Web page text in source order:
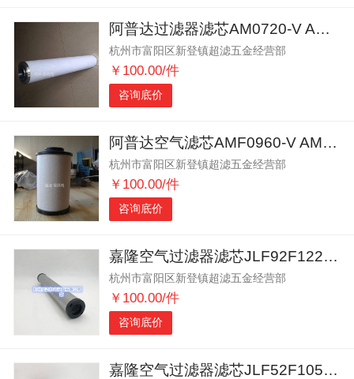
阿普达过滤器滤芯AM0720-V AM0720-A
杭州市富阳区新登镇超滤五金经营部
￥100.00/件
咨询底价
阿普达空气滤芯AMF0960-V AMF0960-A
杭州市富阳区新登镇超滤五金经营部
￥100.00/件
咨询底价
嘉隆空气过滤器滤芯JLF92F1225 JLF72F1225
杭州市富阳区新登镇超滤五金经营部
￥100.00/件
咨询底价
嘉隆空气过滤器滤芯JLF52F1050 JLF92F1050